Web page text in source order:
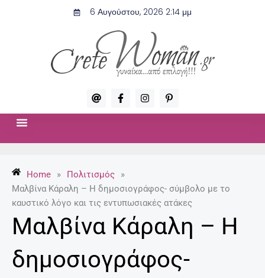
6 Αυγούστου, 2026 2:14 μμ
A
t
F
a
c
f
I
n
s
P
i
n
p
Home » Πολιτισμός
»
Μαλβίνα Κάραλη – Η δημοσιογράφος- σύμβολο με το
καυστικό λόγο και τις εντυπωσιακές ατάκες
Μαλβίνα Κάραλη – Η
δημοσιογράφος-